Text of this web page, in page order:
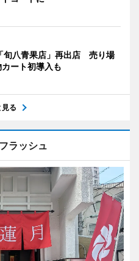
旬八青果店」再出店 売り場
ート初導入も
見る
ラッシュ